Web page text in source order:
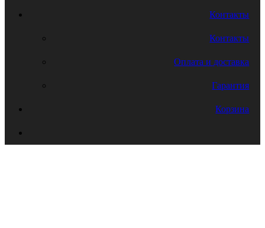
Контакты
Контакты
Оплата и доставка
Гарантия
Корзина